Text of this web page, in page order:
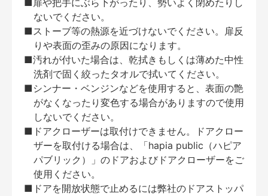
■扉や把手にぶら下がったり、勢いよく閉めたりし
ないでください。
■ストーブ等の熱源を近づけないでください。扉反
りや表面の歪みの原因になります。
■汚れが付いた場合は、乾拭きもしくは薄めた中性
洗剤で固く絞ったタオルで拭いてください。
■シンナー・ベンジンなどを使用すると、表面の艶
がなくなったり変色する場合がありますので使用
しないでください。
■ドアクローザーは取付けできません。ドアクロー
ザーを取付ける場合は、「hapia public（ハピア
パブリック）」のドアおよびドアクローザーをご
使用ください。
■ドアを開放状態で止めるには弊社のドアストッパ